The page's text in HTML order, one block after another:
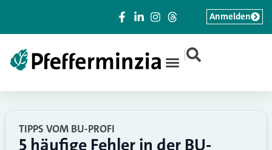
|
Anmelden
TIPPS VOM BU-PROFI
5 häufige Fehler in der BU-